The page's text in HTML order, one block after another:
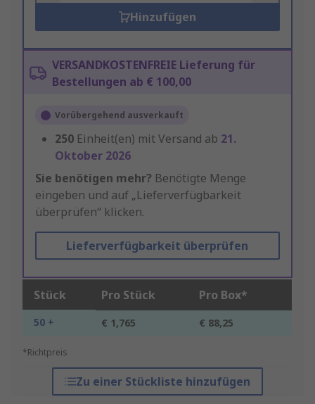
Hinzufügen
VERSANDKOSTENFREIE Lieferung für
Bestellungen ab € 100,00
Vorübergehend ausverkauft
250 Einheit(en) mit Versand ab 21.
Oktober 2026
Sie benötigen mehr? Benötigte Menge
eingeben und auf „Lieferverfügbarkeit
überprüfen“ klicken.
Lieferverfügbarkeit überprüfen
Stück Pro Stück Pro Box*
50 + € 1,765 € 88,25
*Richtpreis
Zu einer Stückliste hinzufügen